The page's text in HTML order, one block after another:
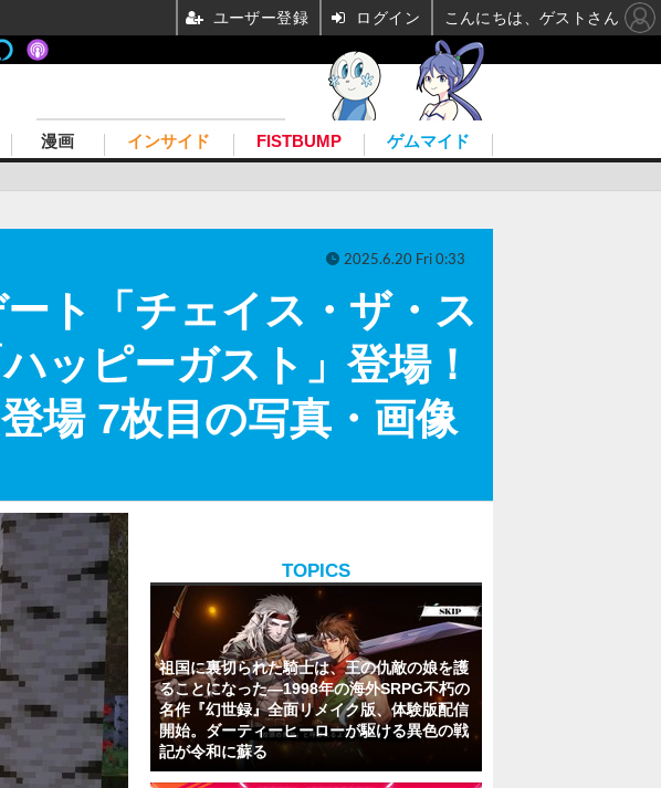
漫画 インサイド FISTBUMP ゲムマイド
ト「チェイス・ザ・ス
ッピーガスト」登場！
場 7枚目の写真・画像
2025.6.20 Fri 0:33
TOPICS
祖国に裏切られた騎士は、王の仇敵の娘を護
ることになった―1998年の海外SRPG不朽の
名作『幻世録』全面リメイク版、体験版配信
開始。ダーティーヒーローが駆ける異色の戦
記が令和に蘇る
ユーザー登録 ログイン こんにちは、ゲストさん